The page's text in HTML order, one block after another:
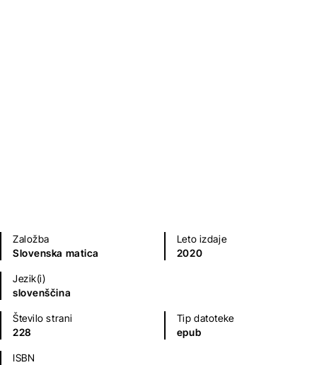
Založba
Slovenska matica
Leto izdaje
2020
Jezik(i)
slovenščina
Število strani
228
Tip datoteke
epub
ISBN